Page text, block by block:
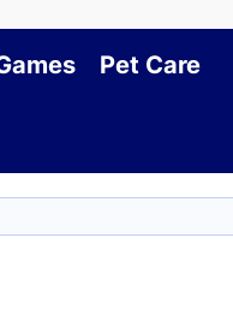
Pet Care